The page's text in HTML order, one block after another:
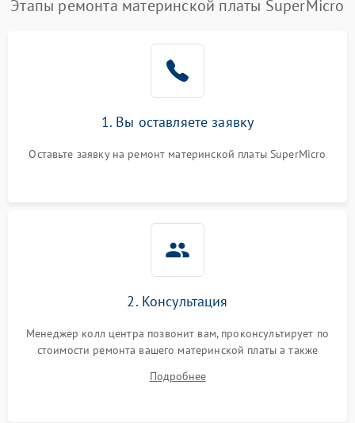
Этапы ремонта материнской платы SuperMicro
1. Вы оставляете заявку
Оставьте заявку на ремонт материнской платы SuperMicro
2. Консультация
Менеджер колл центра позвонит вам, проконсультирует по
стоимости ремонта вашего материнской платы а также
Подробнее